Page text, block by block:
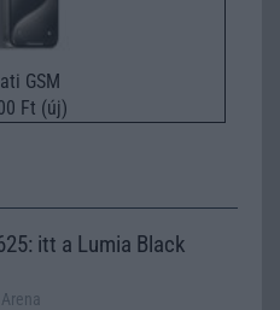
GSM
Ft (új)
itt a Lumia Black
Arena